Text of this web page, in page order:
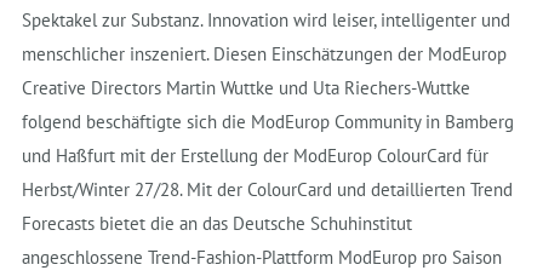
Spektakel zur Substanz. Innovation wird leiser, intelligenter und
menschlicher inszeniert. Diesen Einschätzungen der ModEurop
Creative Directors Martin Wuttke und Uta Riechers-Wuttke
folgend beschäftigte sich die ModEurop Community in Bamberg
und Haßfurt mit der Erstellung der ModEurop ColourCard für
Herbst/Winter 27/28. Mit der ColourCard und detaillierten Trend
Forecasts bietet die an das Deutsche Schuhinstitut
angeschlossene Trend-Fashion-Plattform ModEurop pro Saison